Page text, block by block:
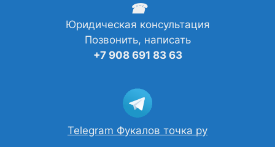
☎
Юридическая консультация
Позвонить, написать
+7 908 691 83 63
Telegram Фукалов точка ру